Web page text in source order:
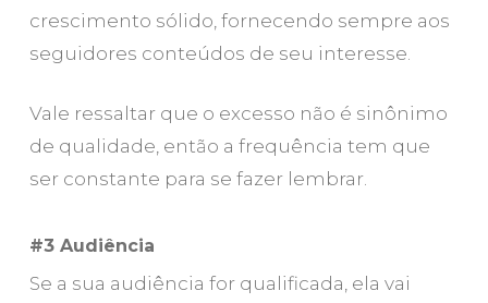
crescimento sólido, fornecendo sempre aos
seguidores conteúdos de seu interesse.
Vale ressaltar que o excesso não é sinônimo
de qualidade, então a frequência tem que
ser constante para se fazer lembrar.
#3 Audiência
Se a sua audiência for qualificada, ela vai